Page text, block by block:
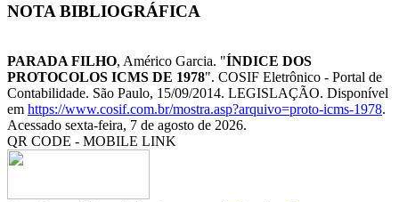
NOTA BIBLIOGRÁFICA
PARADA FILHO, Américo Garcia. "ÍNDICE DOS
PROTOCOLOS ICMS DE 1978". COSIF Eletrônico - Portal de
Contabilidade. São Paulo, 15/09/2014. LEGISLAÇÃO. Disponível
em https://www.cosif.com.br/mostra.asp?arquivo=proto-icms-1978.
Acessado sexta-feira, 7 de agosto de 2026.
QR CODE - MOBILE LINK